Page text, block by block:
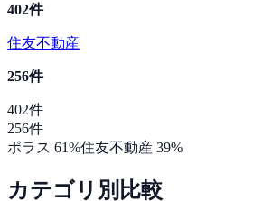
402件
住友不動産
256件
402件
256件
ポラス 61%住友不動産 39%
カテゴリ別比較